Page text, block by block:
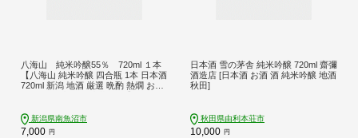
八海山 純米吟醸55％ 720ml １本
【八海山 純米吟醸 四合瓶 1本 日本酒
720ml 新潟 地酒 厳選 晩酌 熱燗 お酒
新潟県南魚沼市
7,000 円
日本酒 雪の茅舎 純米吟醸 720ml 齋彌
酒造店 [日本酒 お酒 酒 純米吟醸 地酒
秋田]
秋田県由利本荘市
10,000 円